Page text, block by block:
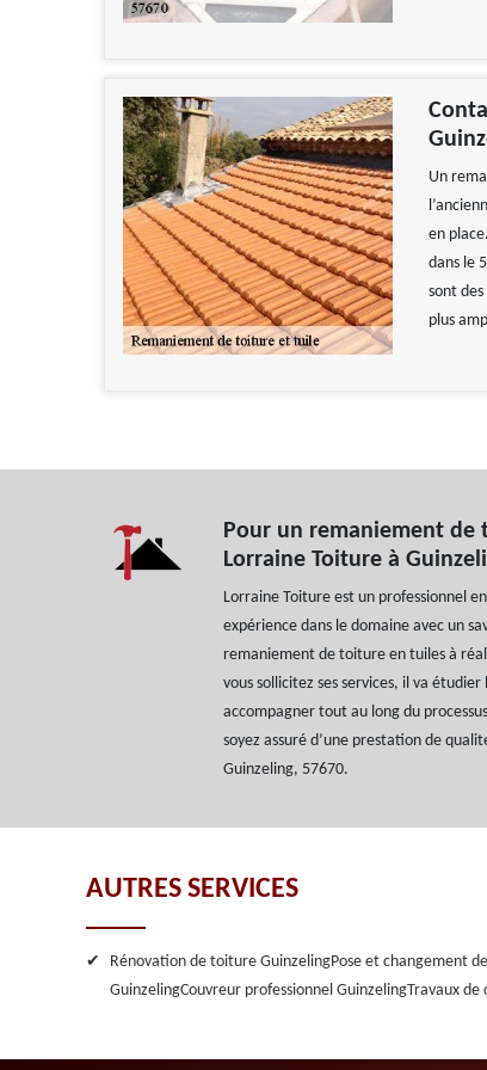
Un
en
dans le
sont
plus
Pour un remaniement de
Lorraine Toiture à
Lorraine Toiture est un professionnel
expérience dans le domaine avec un
remaniement de toiture en tuiles à
vous sollicitez ses services, il va
accompagner tout au long du
soyez assuré d’une prestation de
Guinzeling, 57670.
AUTRES SERVICES
Rénovation de toiture GuinzelingPose et changement
GuinzelingCouvreur professionnel GuinzelingTravaux de